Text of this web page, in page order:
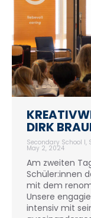
DIRK
Secondary School I,
May 2, 2024
Am zweiten
Schüler:innen
mit dem
Unsere
intensiv mit